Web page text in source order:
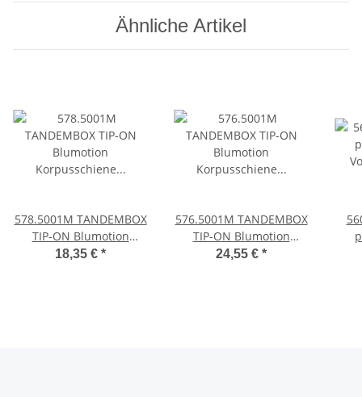
Ähnliche Artikel
578.5001M TANDEMBOX
TIP-ON Blumotion
Korpusschiene
18,35 € *
576.5001M TANDEMBOX
TIP-ON Blumotion
Korpusschiene
24,55 € *